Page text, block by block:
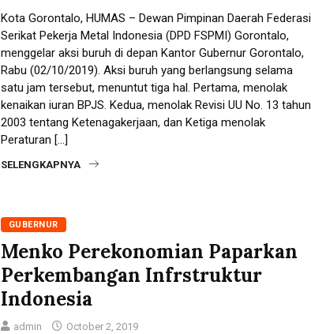
Kota Gorontalo, HUMAS – Dewan Pimpinan Daerah Federasi
Serikat Pekerja Metal Indonesia (DPD FSPMI) Gorontalo,
menggelar aksi buruh di depan Kantor Gubernur Gorontalo,
Rabu (02/10/2019). Aksi buruh yang berlangsung selama
satu jam tersebut, menuntut tiga hal. Pertama, menolak
kenaikan iuran BPJS. Kedua, menolak Revisi UU No. 13 tahun
2003 tentang Ketenagakerjaan, dan Ketiga menolak
Peraturan […]
SELENGKAPNYA
GUBERNUR
Menko Perekonomian Paparkan
Perkembangan Infrstruktur
Indonesia
admin October 2, 2019